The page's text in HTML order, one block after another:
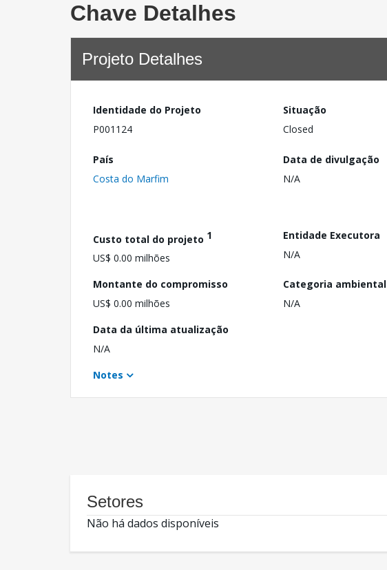
Chave Detalhes
Projeto Detalhes
Identidade do Projeto
P001124
Situação
Closed
País
Costa do Marfim
Data de divulgação
N/A
Custo total do projeto 1
US$ 0.00 milhões
Entidade Executora
N/A
Montante do compromisso
US$ 0.00 milhões
Categoria ambiental
N/A
Data da última atualização
N/A
Notes
Setores
Não há dados disponíveis